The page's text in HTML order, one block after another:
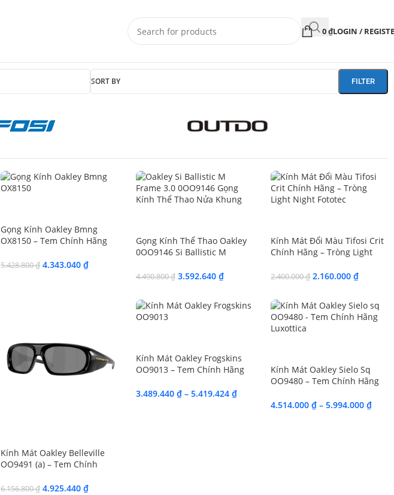
0₫LOGIN /
SORT BY FILTER
Gọng Kính Oakley Bmng
OX8150 – Tem Chính Hãng
5.428.800₫ 4.343.040 ₫
Gọng Kính Thể Thao Oakley
0OO9146 Si Ballistic M
Luxottica
4.490.800₫ 3.592.640 ₫
Kính Mát Đổi Màu Tifosi Crit
Chính Hãng – Tròng Light
2.400.000₫ 2.160.000₫
Kính Mát Oakley Belleville
OO9491 (a) – Tem Chính
6.156.800₫ 4.925.440 ₫
Kính Mát Oakley Frogskins
OO9013 – Tem Chính Hãng
3.489.440 ₫ – 5.419.424 ₫
Kính Mát Oakley Sielo Sq
OO9480 – Tem Chính Hãng
4.514.000₫ – 5.994.000₫